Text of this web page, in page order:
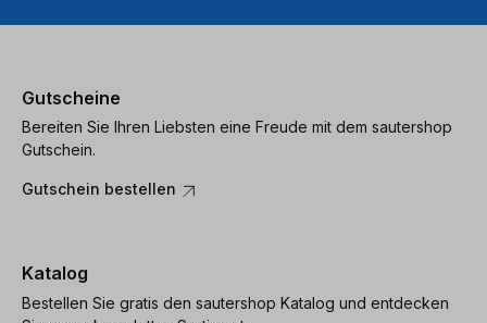
Gutscheine
Bereiten Sie Ihren Liebsten eine Freude mit dem sautershop
Gutschein.
Gutschein bestellen
Katalog
Bestellen Sie gratis den sautershop Katalog und entdecken